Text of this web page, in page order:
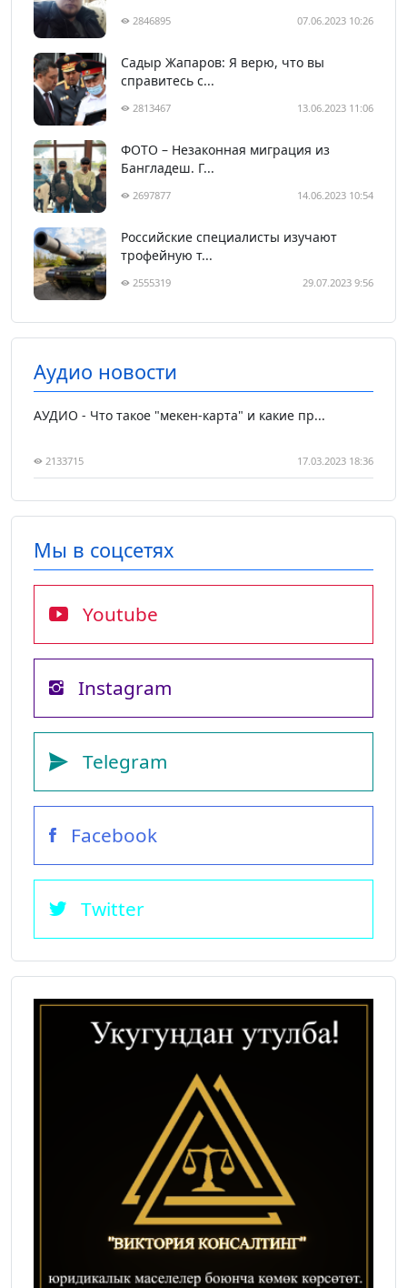
2846895 07.06.2023 10:26
Садыр Жапаров: Я верю, что вы
справитесь с...
2813467 13.06.2023 11:06
ФОТО – Незаконная миграция из
Бангладеш. Г...
2697877 14.06.2023 10:54
Российские специалисты изучают
трофейную т...
2555319 29.07.2023 9:56
Аудио новости
АУДИО - Что такое "мекен-карта" и какие пр...
2133715 17.03.2023 18:36
Мы в соцсетях
Youtube
Instagram
Telegram
Facebook
Twitter